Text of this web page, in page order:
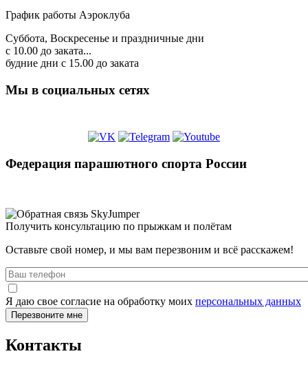
График работы Аэроклуба
Суббота, Воскресенье и праздничные дни
с 10.00 до заката...
будние дни с 15.00 до заката
Мы в социальных сетях
Федерация парашютного спорта России
Получить консультацию по прыжкам и полётам
Оставьте свой номер, и мы вам перезвоним и всё расскажем!
Я даю свое согласие на обработку моих персональных данных
Контакты